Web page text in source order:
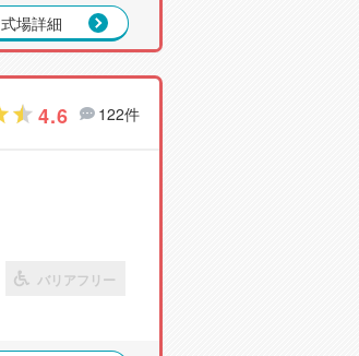
式場詳細
4.6 122件
バリアフリー